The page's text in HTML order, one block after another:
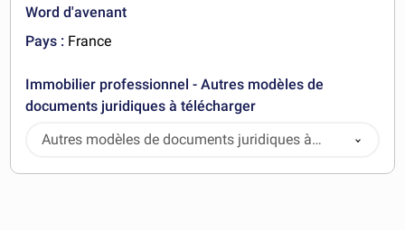
Word d'avenant
Pays : France
Immobilier professionnel - Autres modèles de
documents juridiques à télécharger
Autres modèles de documents juridiques à
télécharger